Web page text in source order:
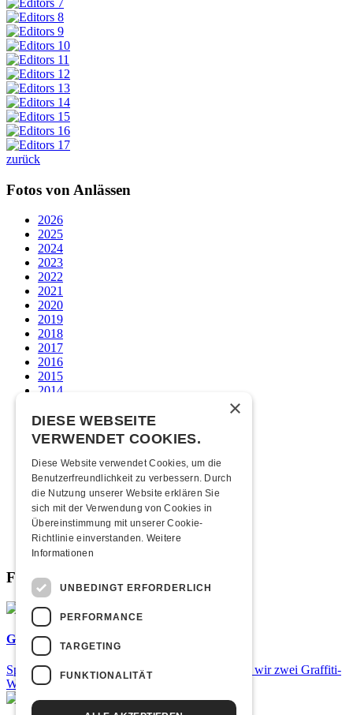
zurück
Fotos von Anlässen
2026
2025
2024
2023
2022
2021
2020
2019
2018
2017
2016
2015
2014
2012
2011
2010
2009
2008
2007
2006
2005
2004
2003
Fabrikgeflüster
Graffiti-Workshops
Spray dein eigenes Graffiti! Im September führen wir zwei Graffiti-
Workshops für Kinder und Jugendliche durch.
×
DIESE WEBSEITE
VERWENDET COOKIES.
Diese Website verwendet Cookies, um die
Benutzerfreundlichkeit zu verbessern. Durch
die Nutzung unserer Website erklären Sie
sich mit der Verwendung von Cookies in
Übereinstimmung mit unserer Cookie-
Richtlinie einverstanden. Weitere
Informationen
UNBEDINGT ERFORDERLICH
PERFORMANCE
TARGETING
FUNKTIONALITÄT